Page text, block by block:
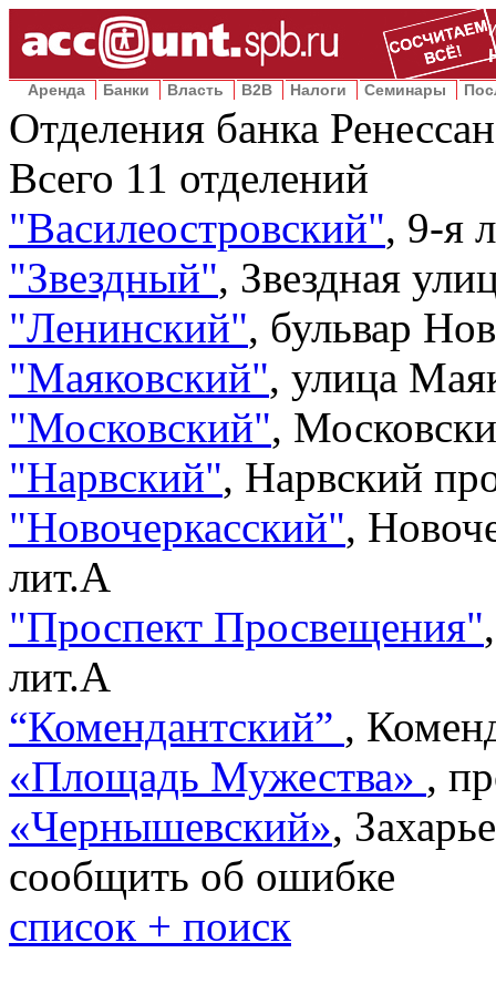
Аренда Банки Власть B2B Налоги Семинары
Отделения банка
Всего 11 отделений
"Василеостровский", 9-я
"Звездный", Звездная
"Ленинский", бульвар
"Маяковский", улица
"Московский",
"Нарвский", Нарвский
"Новочеркасский",
лит.А
"Проспект Просвещения"
лит.А
“Комендантский” ,
«Площадь Мужества» ,
«Чернышевский»,
сообщить об ошибке
список + поиск